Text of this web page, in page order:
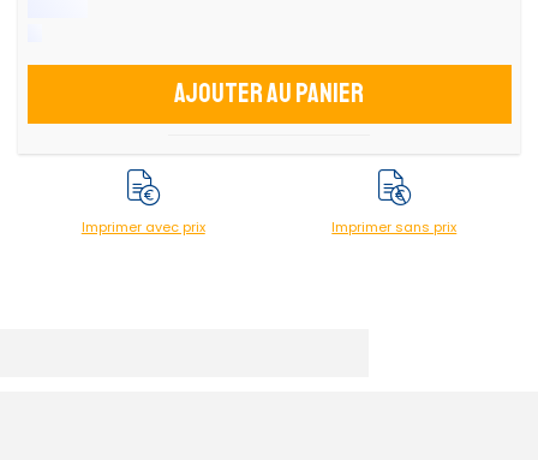
Ajouter au panier
Imprimer avec prix Imprimer sans prix